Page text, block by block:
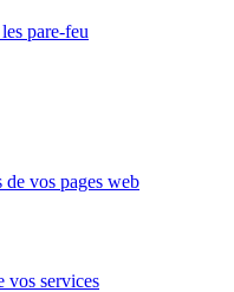
pare-feu
de vos pages web
vos services